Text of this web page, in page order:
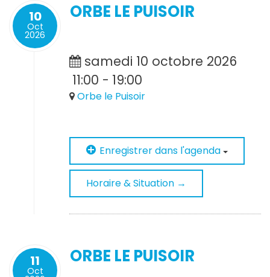
10
Oct
2026
ORBE LE PUISOIR
samedi 10 octobre 2026
11:00 - 19:00
Orbe le Puisoir
Enregistrer dans l'agenda
Horaire & Situation →
11
Oct
ORBE LE PUISOIR